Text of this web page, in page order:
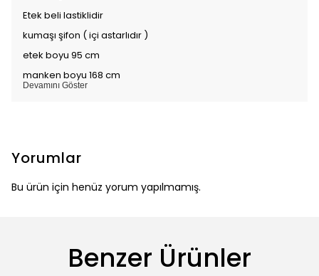
Etek beli lastiklidir
kumaşı şifon ( içi astarlıdır )
etek boyu 95 cm
manken boyu 168 cm
Devamını Göster
Yorumlar
Bu ürün için henüz yorum yapılmamış.
Benzer Ürünler